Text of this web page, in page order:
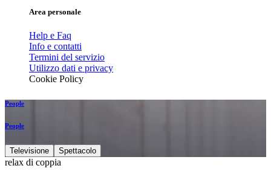
Area personale
Help e Faq
Info e contatti
Termini del servizio
Utilizzo dati e privacy
Cookie Policy
People
People
Televisione Spettacolo
relax di coppia